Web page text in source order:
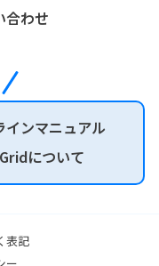
合わせ
インマニュアル
について
表記